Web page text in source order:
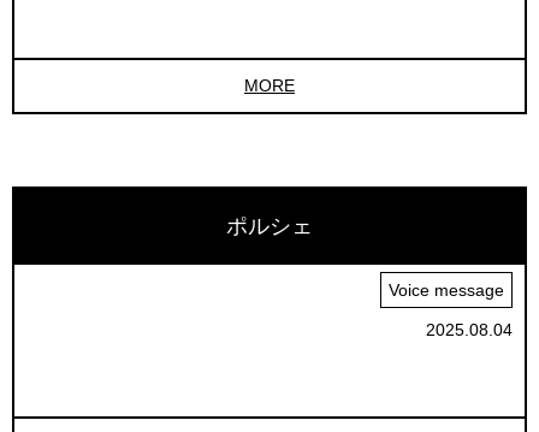
MORE
ポルシェ
Voice message
2025.08.04